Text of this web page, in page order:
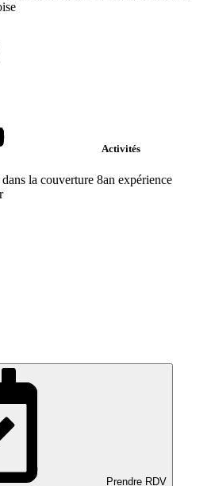
Activités
la couverture 8an expérience
Prendre RDV